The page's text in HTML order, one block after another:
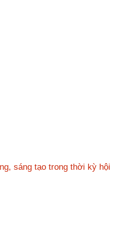
sáng tạo trong thời kỳ hội